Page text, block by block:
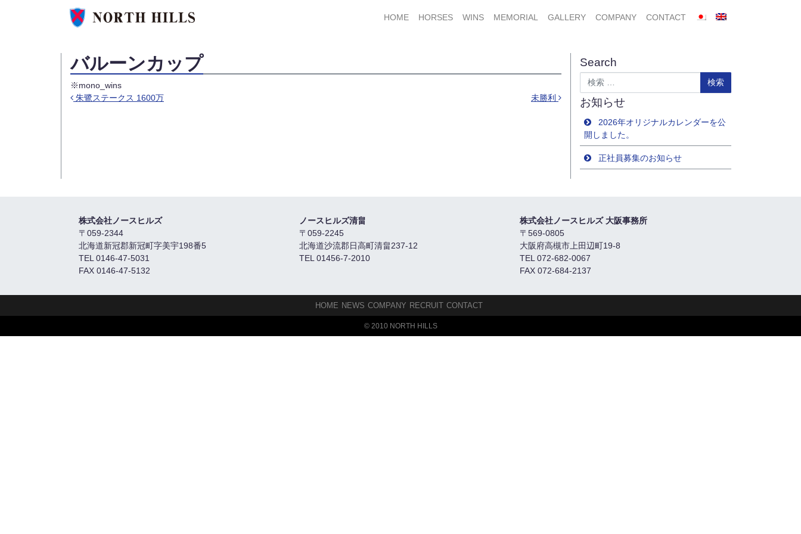
HOME
HORSES WINS MEMORIAL GALLERY COMPANY CONTACT
バルーンカップ
※mono_wins
朱鷺ステークス 1600万 未勝利
Search
検索
お知らせ
2026年オリジナルカレンダーを公
開しました。
正社員募集のお知らせ
株式会社ノースヒルズ
〒059-2344
北海道新冠郡新冠町字美宇198番5
TEL 0146-47-5031
FAX 0146-47-5132
ノースヒルズ清畠
〒059-2245
北海道沙流郡日高町清畠237-12
TEL 01456-7-2010
株式会社ノースヒルズ 大阪事務所
〒569-0805
大阪府高槻市上田辺町19-8
TEL 072-682-0067
FAX 072-684-2137
HOME NEWS COMPANY RECRUIT CONTACT
© 2010 NORTH HILLS